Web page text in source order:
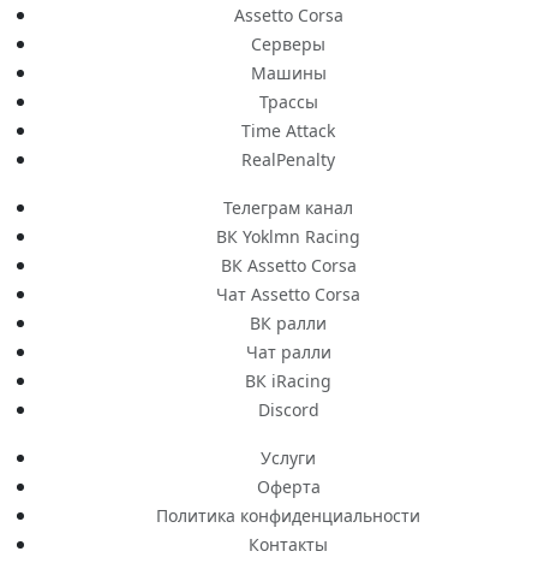
Assetto Corsa
Серверы
Машины
Трассы
Time Attack
RealPenalty
Телеграм канал
ВК Yoklmn Racing
ВК Assetto Corsa
Чат Assetto Corsa
ВК ралли
Чат ралли
ВК iRacing
Discord
Услуги
Оферта
Политика конфиденциальности
Контакты